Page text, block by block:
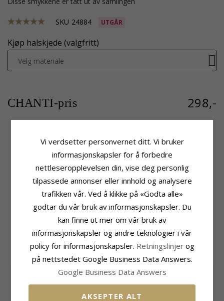
SKU 24884 UTGÅR
Kjøp halskjede (valgfritt)
Velg materiale
CHANTI-pris 298,-
Støvring Design
Adjektiv:10 x 15 mm
Kors
Anheng
Edelmetall: Sølv
Overflate:Blank
Høyde: 15,0 mm
Høyde Inkl. Krok: 21,0 mm
Bredde: 10,0 mm
Diameter:
10 x 15 mm
Leveringstid
Leveringstid:
MEST POPULÆRE PRODUKTER I
KATEGORIEN
Vi verdsetter personvernet ditt. Vi bruker
informasjonskapsler for å forbedre
nettleseropplevelsen din, vise deg personlig
tilpassede annonser eller innhold og analysere
trafikken vår. Ved å klikke på «Godta alle»
godtar du vår bruk av informasjonskapsler. Du
kan finne ut mer om vår bruk av
informasjonskapsler og andre teknologier i vår
policy for informasjonskapsler. Retningslinjer og
på nettstedet Google Business Data Answers.
Google Business Data Answers
AKSEPTER ALT